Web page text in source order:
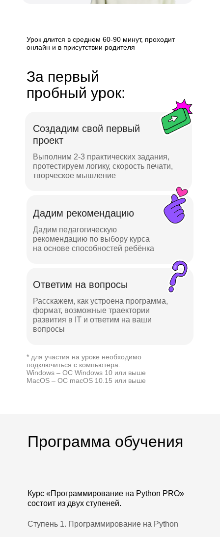
Урок длится в среднем 60-90 минут, проходит
онлайн и в присутствии родителя
* для участия на уроке необходимо
подключиться с компьютера:
Windows – ОС Windows 10 или выше
MacOS – ОС macOS 10.15 или выше
За первый
пробный урок:
Создадим свой первый
проект
Выполним 2-3 практических задания,
протестируем логику, скорость печати,
творческое мышление
Дадим рекомендацию
Дадим педагогическую
рекомендацию по выбору курса
на основе способностей ребёнка
Ответим на вопросы
Расскажем, как устроена программа,
формат, возможные траектории
развития в IT и ответим на ваши
вопросы
Программа обучения
Ступень 1. Программирование на Python
Курс «Программирование на Python PRO»
состоит из двух ступеней.